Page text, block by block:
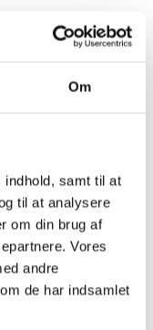
Om
samt til at
til at analysere
om din brug af
Vores
andre
de har indsamlet
den eller er bekendt
vinkel at
oxycodon og derved